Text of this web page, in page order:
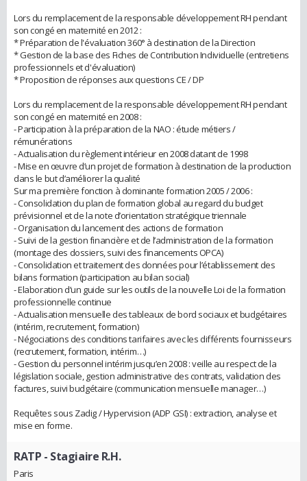
Lors du remplacement de la responsable développement RH pendant
son congé en maternité en 2012 :
* Préparation de l'évaluation 360° à destination de la Direction
* Gestion de la base des Fiches de Contribution Individuelle (entretiens
professionnels et d'évaluation)
* Proposition de réponses aux questions CE / DP
Lors du remplacement de la responsable développement RH pendant
son congé en maternité en 2008 :
- Participation à la préparation de la NAO : étude métiers /
rémunérations
- Actualisation du règlement intérieur en 2008 datant de 1998
- Mise en œuvre d’un projet de formation à destination de la production
dans le but d’améliorer la qualité
Sur ma première fonction à dominante formation 2005 / 2006 :
- Consolidation du plan de formation global au regard du budget
prévisionnel et de la note d’orientation stratégique triennale
- Organisation du lancement des actions de formation
- Suivi de la gestion financière et de l’administration de la formation
(montage des dossiers, suivi des financements OPCA)
- Consolidation et traitement des données pour l’établissement des
bilans formation (participation au bilan social)
- Elaboration d’un guide sur les outils de la nouvelle Loi de la formation
professionnelle continue
- Actualisation mensuelle des tableaux de bord sociaux et budgétaires
(intérim, recrutement, formation)
- Négociations des conditions tarifaires avec les différents fournisseurs
(recrutement, formation, intérim…)
- Gestion du personnel intérim jusqu’en 2008 : veille au respect de la
législation sociale, gestion administrative des contrats, validation des
factures, suivi budgétaire (communication mensuelle manager…)
Requêtes sous Zadig / Hypervision (ADP GSI) : extraction, analyse et
mise en forme.
RATP - Stagiaire R.H.
Paris